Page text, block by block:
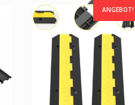
ANGEBOT!